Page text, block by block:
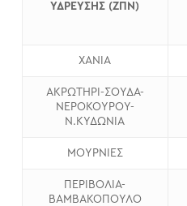
ΥΔΡΕΥΣΗΣ (ΖΠΝ)
ΧΑΝΙΑ
ΑΚΡΩΤΗΡΙ-ΣΟΥΔΑ-
ΝΕΡΟΚΟΥΡΟΥ-
Ν.ΚΥΔΩΝΙΑ
ΜΟΥΡΝΙΕΣ
ΠΕΡΙΒΟΛΙΑ-
ΒΑΜΒΑΚΟΠΟΥΛΟ